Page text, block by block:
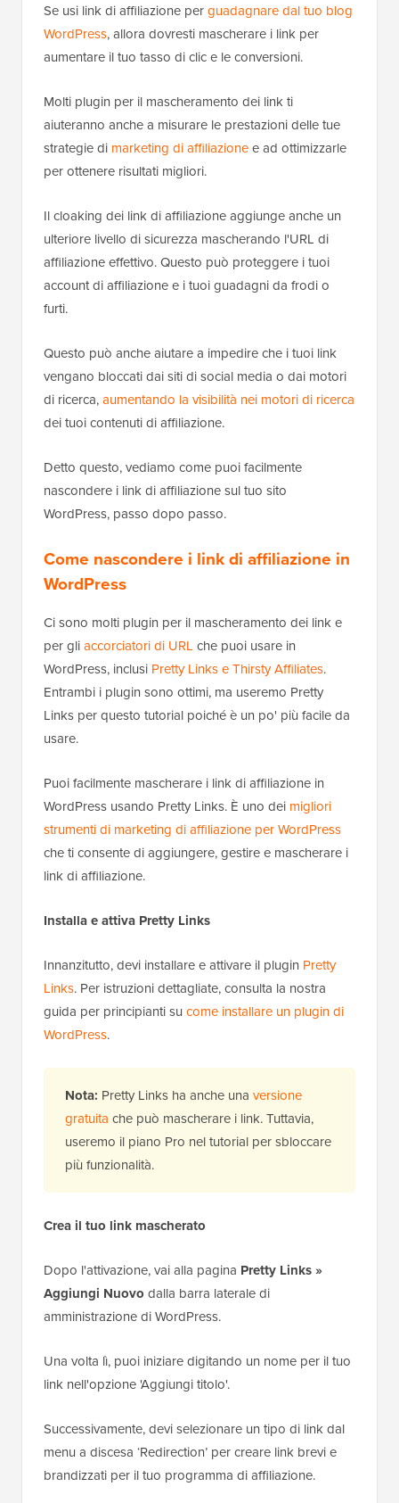
Se usi link di affiliazione perguadagnare dal tuo blog
WordPress, allora dovresti mascherare i link per
aumentare il tuo tasso di clic e le conversioni.
Molti plugin per il mascheramento dei link ti
aiuteranno anche a misurare le prestazioni delle tue
strategie di marketing di affiliazionee ad ottimizzarle
per ottenere risultati migliori.
Il cloaking dei link di affiliazione aggiunge anche un
ulteriore livello di sicurezza mascherando l'URL di
affiliazione effettivo. Questo può proteggere i tuoi
account di affiliazione e i tuoi guadagni da frodi o
furti.
Questo può anche aiutare a impedire che i tuoi link
vengano bloccati dai siti di social media o dai motori
di ricerca,aumentando la visibilità nei motori di ricerca
dei tuoi contenuti di affiliazione.
Detto questo, vediamo come puoi facilmente
nascondere i link di affiliazione sul tuo sito
WordPress, passo dopo passo.
Come nascondere i link di affiliazione in
WordPress
Ci sono molti plugin per il mascheramento dei link e
per gliaccorciatori di URL che puoi usare in
WordPress, inclusi Pretty Links e Thirsty Affiliates.
Entrambi i plugin sono ottimi, ma useremo Pretty
Links per questo tutorial poiché è un po' più facile da
usare.
Puoi facilmente mascherare i link di affiliazione in
WordPress usando Pretty Links. È uno dei migliori
strumenti di marketing di affiliazione per WordPress
che ti consente di aggiungere, gestire e mascherare i
link di affiliazione.
Installa e attiva Pretty Links
Innanzitutto, devi installare e attivare il plugin Pretty
Links. Per istruzioni dettagliate, consulta la nostra
guida per principianti su come installare un plugin di
WordPress.
Nota: Pretty Links ha anche una versione
gratuita che può mascherare i link. Tuttavia,
useremo il piano Pro nel tutorial per sbloccare
più funzionalità.
Crea il tuo link mascherato
Dopo l'attivazione, vai alla pagina Pretty Links »
Aggiungi Nuovo dalla barra laterale di
amministrazione di WordPress.
Una volta lì, puoi iniziare digitando un nome per il tuo
link nell'opzione 'Aggiungi titolo'.
Successivamente, devi selezionare un tipo di link dal
menu a discesa ‘Redirection’ per creare link brevi e
brandizzati per il tuo programma di affiliazione.